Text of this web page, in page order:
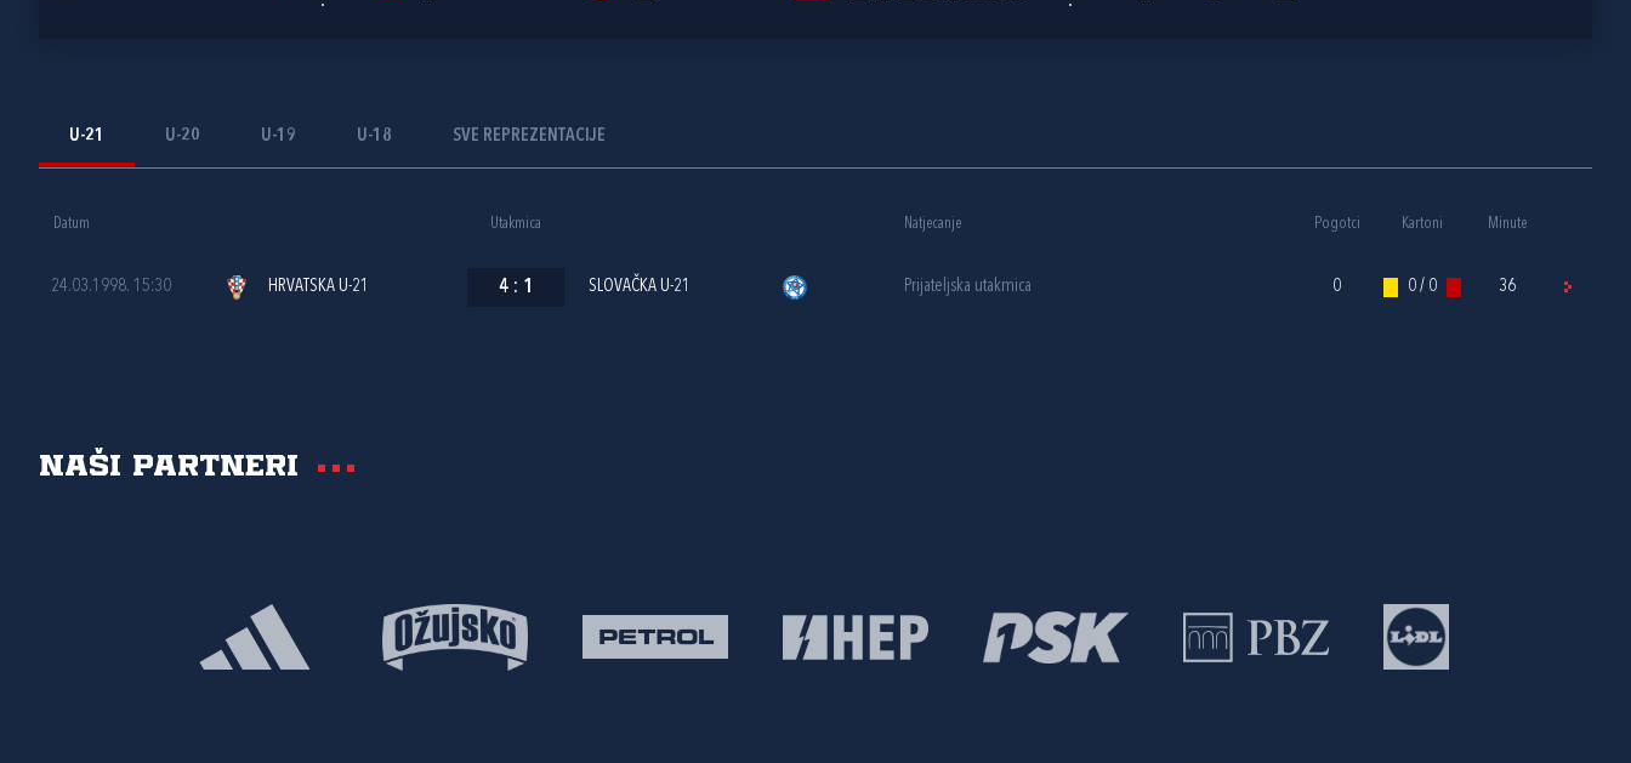
U-21 U-20 U-19 U-18 SVE REPREZENTACIJE
Datum Utakmica Natjecanje Pogotci Kartoni Minute
24.03.1998. 15:30 HRVATSKA U-21 4 : 1 SLOVAČKA U-21 Prijateljska utakmica 0 0 / 0 36
Naši partneri